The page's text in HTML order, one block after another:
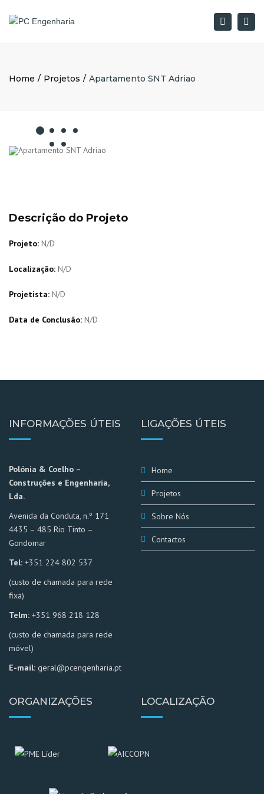
Pesquisar
Home Projetos Apartamento SNT Adriao
Descrição do Projeto
Projeto: N/D
Localização: N/D
Projetista: N/D
Data de Conclusão: N/D
INFORMAÇÕES ÚTEIS
Polónia & Coelho –
Construções e Engenharia,
Lda.
Avenida da Conduta, n.º 171
4435 – 485 Rio Tinto –
Gondomar
Tel: +351 224 802 537
(custo de chamada para rede
fixa)
Telm: +351 968 218 128
(custo de chamada para rede
móvel)
E-mail: geral@pcengenharia.pt
LIGAÇÕES ÚTEIS
Home
Projetos
Sobre Nós
Contactos
ORGANIZAÇÕES LOCALIZAÇÃO